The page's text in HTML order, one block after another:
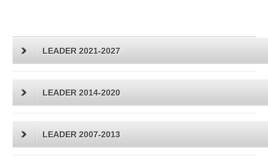
LEADER 2021-2027
LEADER 2014-2020
LEADER 2007-2013